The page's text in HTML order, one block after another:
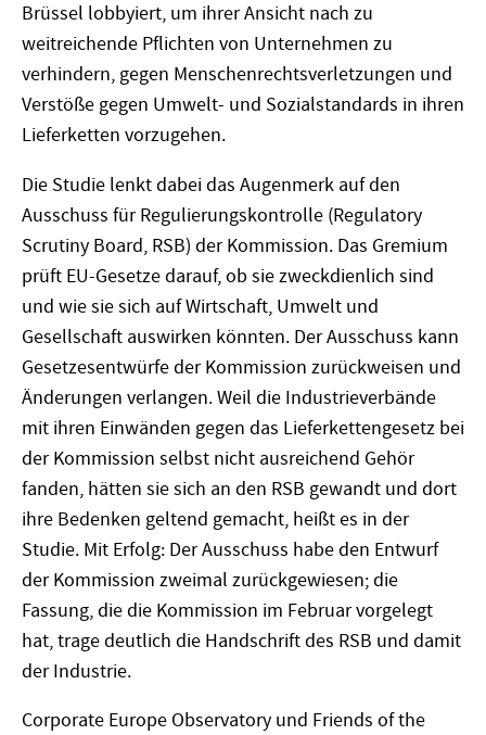
Brüssel lobbyiert, um ihrer Ansicht nach zu
weitreichende Pflichten von Unternehmen zu
verhindern, gegen Menschenrechtsverletzungen und
Verstöße gegen Umwelt- und Sozialstandards in ihren
Lieferketten vorzugehen.
Die Studie lenkt dabei das Augenmerk auf den
Ausschuss für Regulierungskontrolle (Regulatory
Scrutiny Board, RSB) der Kommission. Das Gremium
prüft EU-Gesetze darauf, ob sie zweckdienlich sind
und wie sie sich auf Wirtschaft, Umwelt und
Gesellschaft auswirken könnten. Der Ausschuss kann
Gesetzesentwürfe der Kommission zurückweisen und
Änderungen verlangen. Weil die Industrieverbände
mit ihren Einwänden gegen das Lieferkettengesetz bei
der Kommission selbst nicht ausreichend Gehör
fanden, hätten sie sich an den RSB gewandt und dort
ihre Bedenken geltend gemacht, heißt es in der
Studie. Mit Erfolg: Der Ausschuss habe den Entwurf
der Kommission zweimal zurückgewiesen; die
Fassung, die die Kommission im Februar vorgelegt
hat, trage deutlich die Handschrift des RSB und damit
der Industrie.
Corporate Europe Observatory und Friends of the